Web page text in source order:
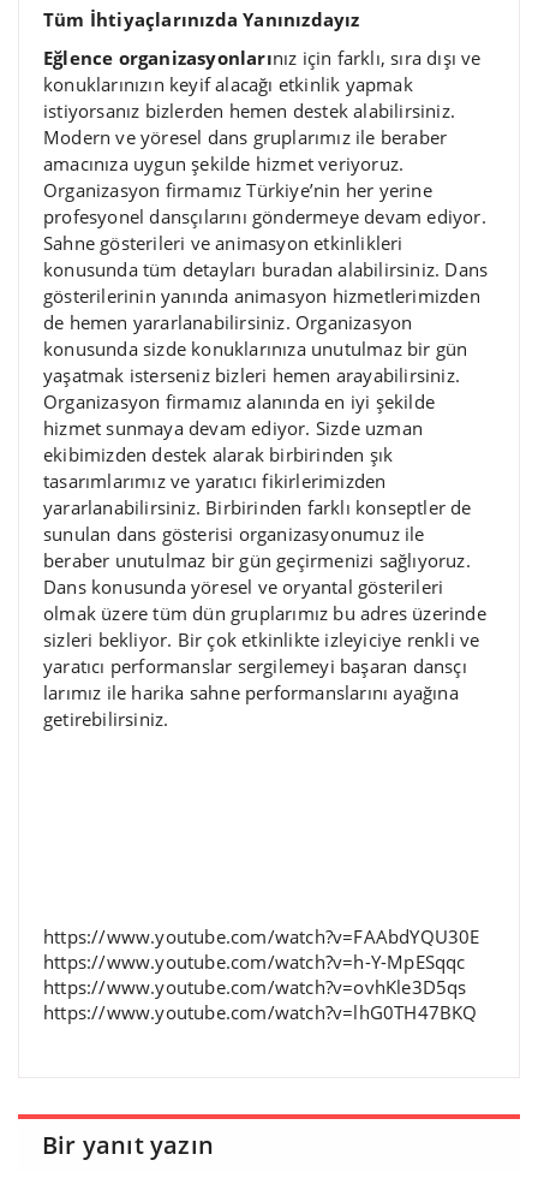
Tüm İhtiyaçlarınızda Yanınızdayız
Eğlence organizasyonlarınız için farklı, sıra dışı ve
konuklarınızın keyif alacağı etkinlik yapmak
istiyorsanız bizlerden hemen destek alabilirsiniz.
Modern ve yöresel dans gruplarımız ile beraber
amacınıza uygun şekilde hizmet veriyoruz.
Organizasyon firmamız Türkiye’nin her yerine
profesyonel dansçılarını göndermeye devam ediyor.
Sahne gösterileri ve animasyon etkinlikleri
konusunda tüm detayları buradan alabilirsiniz. Dans
gösterilerinin yanında animasyon hizmetlerimizden
de hemen yararlanabilirsiniz. Organizasyon
konusunda sizde konuklarınıza unutulmaz bir gün
yaşatmak isterseniz bizleri hemen arayabilirsiniz.
Organizasyon firmamız alanında en iyi şekilde
hizmet sunmaya devam ediyor. Sizde uzman
ekibimizden destek alarak birbirinden şık
tasarımlarımız ve yaratıcı fikirlerimizden
yararlanabilirsiniz. Birbirinden farklı konseptler de
sunulan dans gösterisi organizasyonumuz ile
beraber unutulmaz bir gün geçirmenizi sağlıyoruz.
Dans konusunda yöresel ve oryantal gösterileri
olmak üzere tüm dün gruplarımız bu adres üzerinde
sizleri bekliyor. Bir çok etkinlikte izleyiciye renkli ve
yaratıcı performanslar sergilemeyi başaran dansçı
larımız ile harika sahne performanslarını ayağına
getirebilirsiniz.
https://www.youtube.com/watch?v=FAAbdYQU30E
https://www.youtube.com/watch?v=h-Y-MpESqqc
https://www.youtube.com/watch?v=ovhKle3D5qs
https://www.youtube.com/watch?v=lhG0TH47BKQ
Bir yanıt yazın